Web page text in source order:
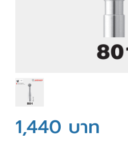
1,440 บาท